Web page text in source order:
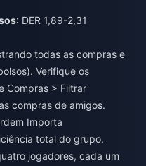
: DER 1,89-2,31
todas as compras e
Verifique os
Compras > Filtrar
compras de amigos.
Importa
total do grupo.
jogadores, cada um